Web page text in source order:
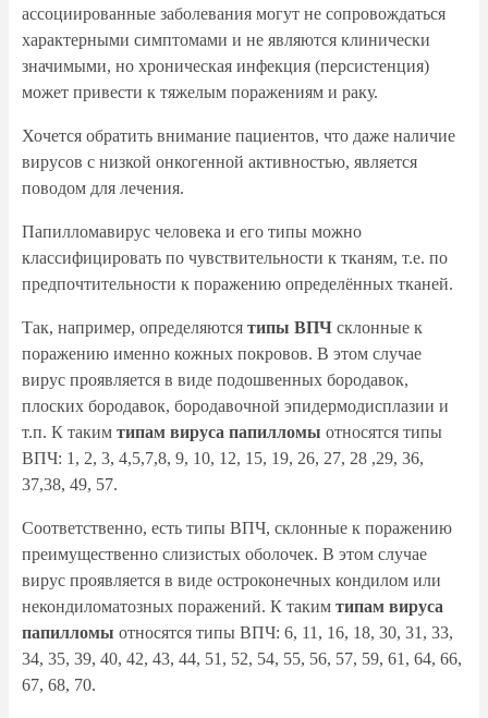
ассоциированные заболевания могут не сопровождаться
характерными симптомами и не являются клинически
значимыми, но хроническая инфекция (персистенция)
может привести к тяжелым поражениям и раку.
Хочется обратить внимание пациентов, что даже наличие
вирусов с низкой онкогенной активностью, является
поводом для лечения.
Папилломавирус человека и его типы можно
классифицировать по чувствительности к тканям, т.е. по
предпочтительности к поражению определённых тканей.
Так, например, определяются типы ВПЧ склонные к
поражению именно кожных покровов. В этом случае
вирус проявляется в виде подошвенных бородавок,
плоских бородавок, бородавочной эпидермодисплазии и
т.п. К таким типам вируса папилломы относятся типы
ВПЧ: 1, 2, 3, 4,5,7,8, 9, 10, 12, 15, 19, 26, 27, 28 ,29, 36,
37,38, 49, 57.
Соответственно, есть типы ВПЧ, склонные к поражению
преимущественно слизистых оболочек. В этом случае
вирус проявляется в виде остроконечных кондилом или
некондиломатозных поражений. К таким типам вируса
папилломы относятся типы ВПЧ: 6, 11, 16, 18, 30, 31, 33,
34, 35, 39, 40, 42, 43, 44, 51, 52, 54, 55, 56, 57, 59, 61, 64, 66,
67, 68, 70.